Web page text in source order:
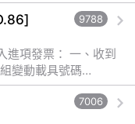
觀看完整文
9788
： 一、收到
黃色區塊(BB1045...
7006